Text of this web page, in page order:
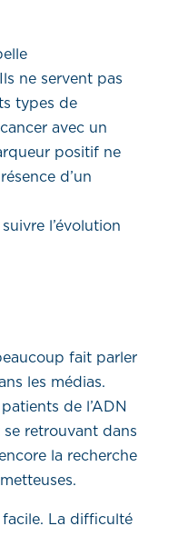
ne servent pas
types de
avec un
positif ne
d’un
l’évolution
fait parler
les médias.
de l’ADN
retrouvant dans
la recherche
facile. La difficulté